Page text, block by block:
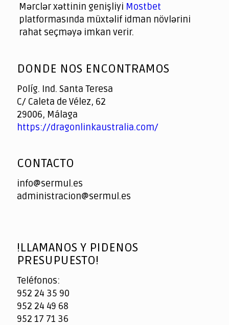
Mərclər xəttinin genişliyi Mostbet
platformasında müxtəlif idman növlərini
rahat seçməyə imkan verir.
of
DONDE NOS ENCONTRAMOS
Políg. Ind. Santa Teresa
C/ Caleta de Vélez, 62
29006, Málaga
https://dragonlinkaustralia.com/
CONTACTO
info@sermul.es
administracion@sermul.es
!LLAMANOS Y PIDENOS
PRESUPUESTO!
Teléfonos:
952 24 35 90
952 24 49 68
952 17 71 36